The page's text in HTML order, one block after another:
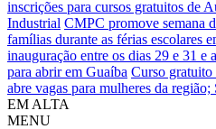
inscrições para cursos gratuitos de
Industrial CMPC promove semana
famílias durante as férias escolares
inauguração entre os dias 29 e 31 e
para abrir em Guaíba Curso gratuito
abre vagas para mulheres da
EM ALTA
MENU